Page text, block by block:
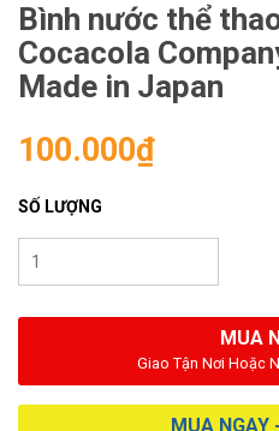
Bình nước thể
Cocacola
Made in Japan
100.000₫
SỐ LƯỢNG
MUA
Giao Tận Nơi Hoặc
MUA NGAY